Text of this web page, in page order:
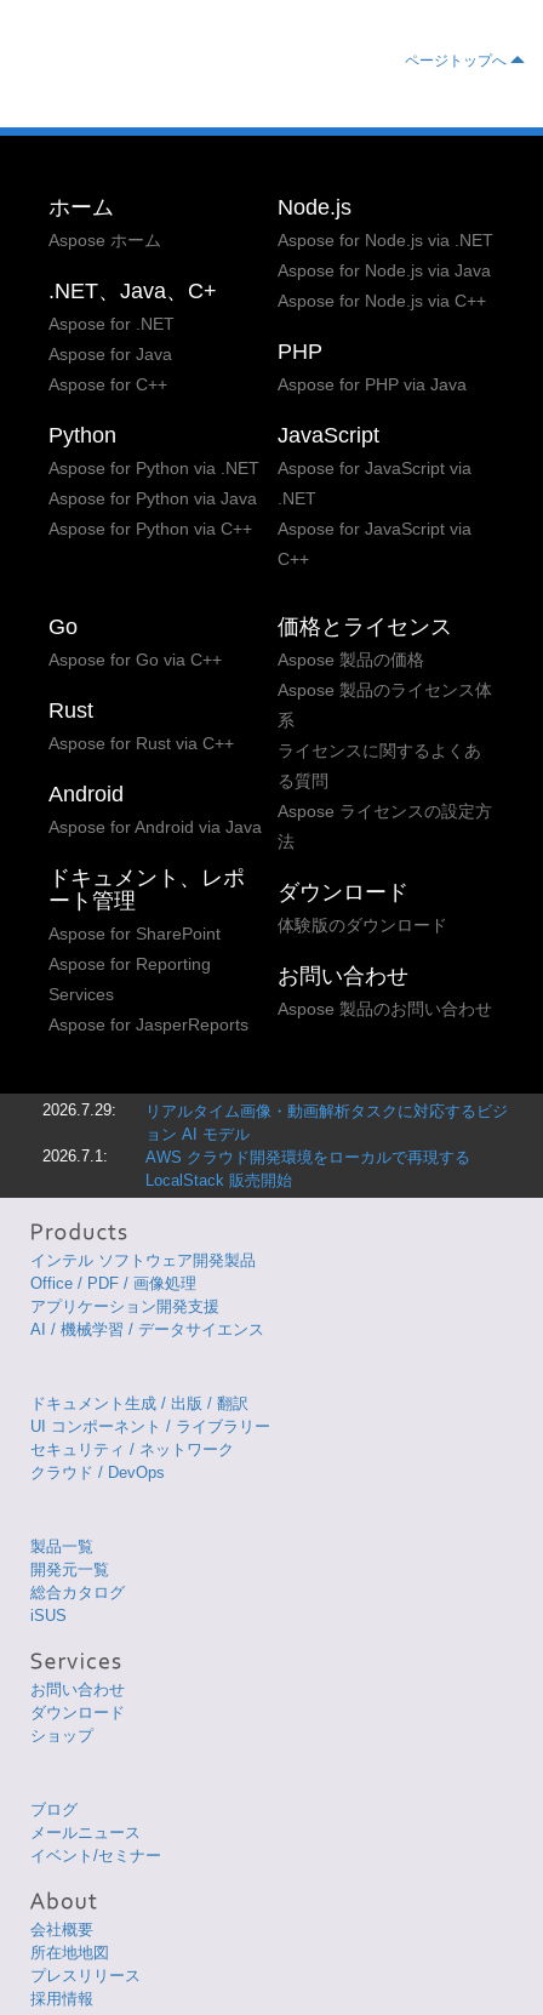
ページトップへ
ホーム
Aspose ホーム
.NET、Java、C+
Aspose for .NET
Aspose for Java
Aspose for C++
Python
Aspose for Python via .NET
Aspose for Python via Java
Aspose for Python via C++
Node.js
Aspose for Node.js via .NET
Aspose for Node.js via Java
Aspose for Node.js via C++
PHP
Aspose for PHP via Java
JavaScript
Aspose for JavaScript via
.NET
Aspose for JavaScript via
C++
Go
Aspose for Go via C++
Rust
Aspose for Rust via C++
Android
Aspose for Android via Java
ドキュメント、レポ
ート管理
Aspose for SharePoint
Aspose for Reporting
Services
Aspose for JasperReports
価格とライセンス
Aspose 製品の価格
Aspose 製品のライセンス体
系
ライセンスに関するよくあ
る質問
Aspose ライセンスの設定方
法
ダウンロード
体験版のダウンロード
お問い合わせ
Aspose 製品のお問い合わせ
2026.7.29:
リアルタイム画像・動画解析タスクに対応するビジ
ョン AI モデル
2026.7.1:
AWS クラウド開発環境をローカルで再現する
LocalStack 販売開始
インテル ソフトウェア開発製品
Office / PDF / 画像処理
アプリケーション開発支援
AI / 機械学習 / データサイエンス
ドキュメント生成 / 出版 / 翻訳
UI コンポーネント / ライブラリー
セキュリティ / ネットワーク
クラウド / DevOps
製品一覧
開発元一覧
総合カタログ
iSUS
お問い合わせ
ダウンロード
ショップ
ブログ
メールニュース
イベント/セミナー
会社概要
所在地地図
プレスリリース
採用情報